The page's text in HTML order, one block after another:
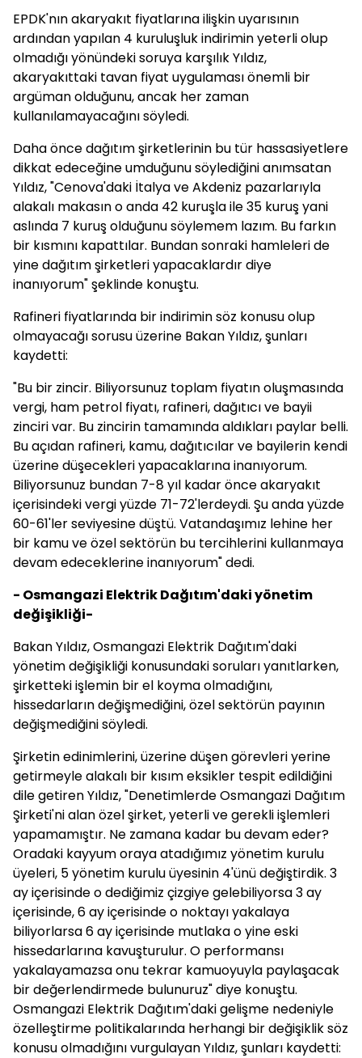
EPDK'nın akaryakıt fiyatlarına ilişkin uyarısının
ardından yapılan 4 kuruluşluk indirimin yeterli olup
olmadığı yönündeki soruya karşılık Yıldız,
akaryakıttaki tavan fiyat uygulaması önemli bir
argüman olduğunu, ancak her zaman
kullanılamayacağını söyledi.
Daha önce dağıtım şirketlerinin bu tür hassasiyetlere
dikkat edeceğine umduğunu söylediğini anımsatan
Yıldız, "Cenova'daki İtalya ve Akdeniz pazarlarıyla
alakalı makasın o anda 42 kuruşla ile 35 kuruş yani
aslında 7 kuruş olduğunu söylemem lazım. Bu farkın
bir kısmını kapattılar. Bundan sonraki hamleleri de
yine dağıtım şirketleri yapacaklardır diye
inanıyorum" şeklinde konuştu.
Rafineri fiyatlarında bir indirimin söz konusu olup
olmayacağı sorusu üzerine Bakan Yıldız, şunları
kaydetti:
"Bu bir zincir. Biliyorsunuz toplam fiyatın oluşmasında
vergi, ham petrol fiyatı, rafineri, dağıtıcı ve bayii
zinciri var. Bu zincirin tamamında aldıkları paylar belli.
Bu açıdan rafineri, kamu, dağıtıcılar ve bayilerin kendi
üzerine düşecekleri yapacaklarına inanıyorum.
Biliyorsunuz bundan 7-8 yıl kadar önce akaryakıt
içerisindeki vergi yüzde 71-72'lerdeydi. Şu anda yüzde
60-61'ler seviyesine düştü. Vatandaşımız lehine her
bir kamu ve özel sektörün bu tercihlerini kullanmaya
devam edeceklerine inanıyorum" dedi.
- Osmangazi Elektrik Dağıtım'daki yönetim
değişikliği-
Bakan Yıldız, Osmangazi Elektrik Dağıtım'daki
yönetim değişikliği konusundaki soruları yanıtlarken,
şirketteki işlemin bir el koyma olmadığını,
hissedarların değişmediğini, özel sektörün payının
değişmediğini söyledi.
Şirketin edinimlerini, üzerine düşen görevleri yerine
getirmeyle alakalı bir kısım eksikler tespit edildiğini
dile getiren Yıldız, "Denetimlerde Osmangazi Dağıtım
Şirketi'ni alan özel şirket, yeterli ve gerekli işlemleri
yapamamıştır. Ne zamana kadar bu devam eder?
Oradaki kayyum oraya atadığımız yönetim kurulu
üyeleri, 5 yönetim kurulu üyesinin 4'ünü değiştirdik. 3
ay içerisinde o dediğimiz çizgiye gelebiliyorsa 3 ay
içerisinde, 6 ay içerisinde o noktayı yakalaya
biliyorlarsa 6 ay içerisinde mutlaka o yine eski
hissedarlarına kavuşturulur. O performansı
yakalayamazsa onu tekrar kamuoyuyla paylaşacak
bir değerlendirmede bulunuruz" diye konuştu.
Osmangazi Elektrik Dağıtım'daki gelişme nedeniyle
özelleştirme politikalarında herhangi bir değişiklik söz
konusu olmadığını vurgulayan Yıldız, şunları kaydetti: